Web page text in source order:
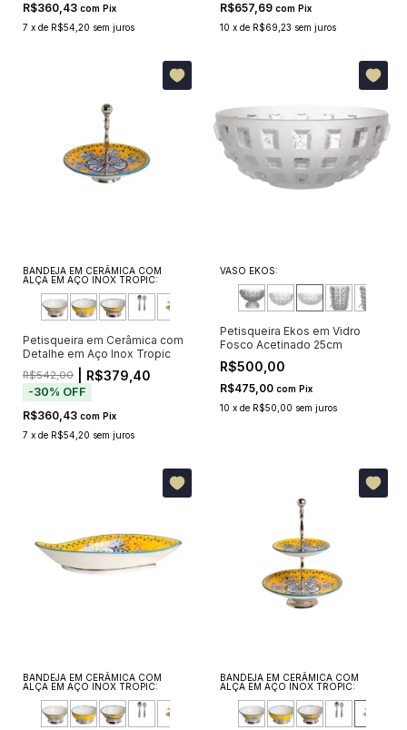
R$360,43 com Pix
7 x de R$54,20 sem juros
R$657,69 com Pix
10 x de R$69,23 sem juros
BANDEJA EM CERÂMICA COM
ALÇA EM AÇO INOX TROPIC:
Petisqueira em Cerâmica com
Detalhe em Aço Inox Tropic
R$542,00 | R$379,40
-30% OFF
R$360,43 com Pix
7 x de R$54,20 sem juros
VASO EKOS:
Petisqueira Ekos em Vidro
Fosco Acetinado 25cm
R$500,00
R$475,00 com Pix
10 x de R$50,00 sem juros
BANDEJA EM CERÂMICA COM
ALÇA EM AÇO INOX TROPIC:
BANDEJA EM CERÂMICA COM
ALÇA EM AÇO INOX TROPIC: